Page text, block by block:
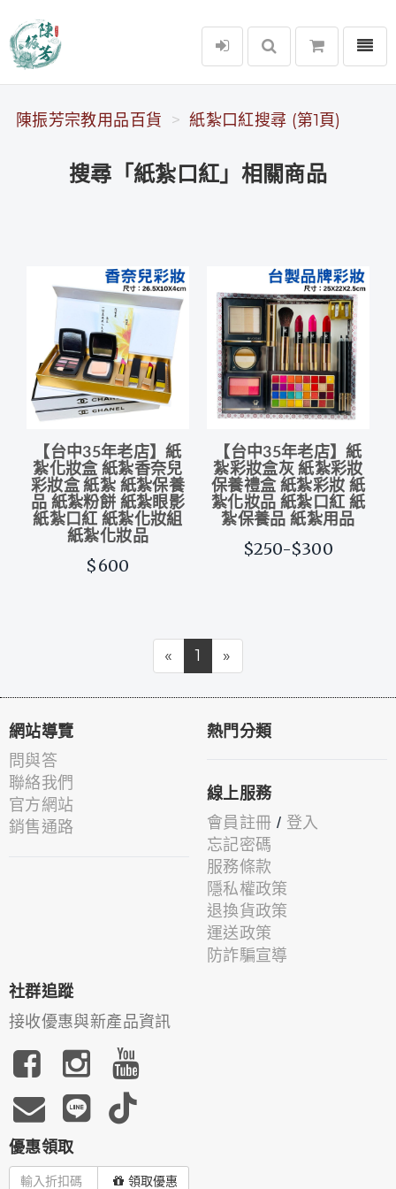
陳振芳宗教用品百貨
選單
陳振芳宗教用品百貨 紙紮口紅搜尋 (第1頁)
搜尋「紙紮口紅」相關商品
【台中35年老店】紙
紮化妝盒 紙紮香奈兒
彩妝盒 紙紮 紙紮保養
品 紙紮粉餅 紙紮眼影
紙紮口紅 紙紮化妝組
紙紮化妝品
$600
【台中35年老店】紙
紮彩妝盒灰 紙紮彩妝
保養禮盒 紙紮彩妝 紙
紮化妝品 紙紮口紅 紙
紮保養品 紙紮用品
$250-$300
« 1 »
網站導覽
問與答
聯絡我們
官方網站
銷售通路
熱門分類
線上服務
會員註冊 / 登入
忘記密碼
服務條款
隱私權政策
退換貨政策
運送政策
防詐騙宣導
社群追蹤
接收優惠與新產品資訊
優惠領取
領取優惠